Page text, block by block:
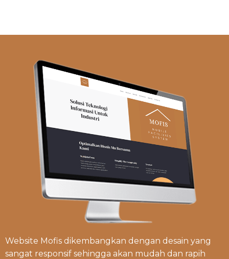
Website Mofis dikembangkan dengan desain yang
sangat responsif sehingga akan mudah dan rapih